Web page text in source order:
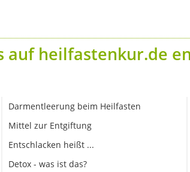
auf heilfastenkur.de
Darmentleerung beim Heilfasten
Mittel zur Entgiftung
Entschlacken heißt ...
Detox - was ist das?